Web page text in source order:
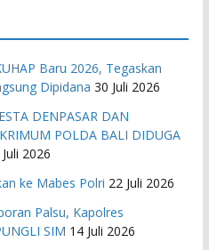
Baru 2026, Tegaskan
Dipidana 30 Juli 2026
DENPASAR DAN
POLDA BALI DIDUGA
2026
ke Mabes Polri 22 Juli 2026
Palsu, Kapolres
SIM 14 Juli 2026